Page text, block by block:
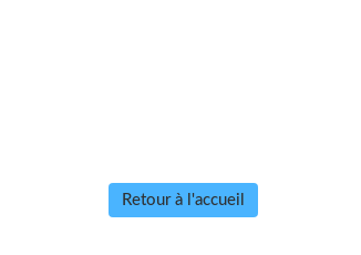
Retour à l'accueil